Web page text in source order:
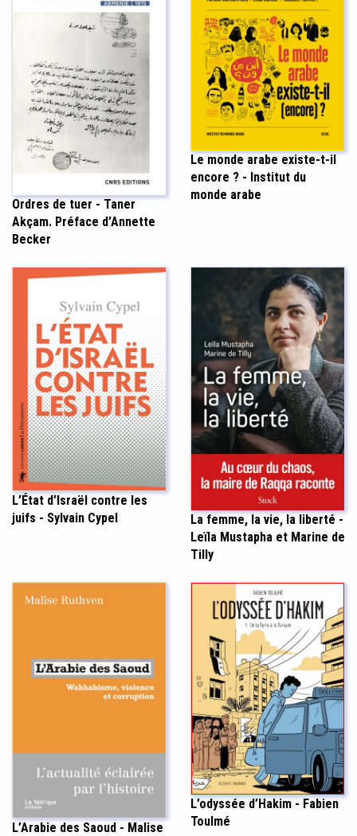
Ordres de tuer - Taner
Akçam. Préface d’Annette
Becker
Le monde arabe existe-t-il
encore ? - Institut du
monde arabe
L’État d’Israël contre les
juifs - Sylvain Cypel
La femme, la vie, la liberté -
Leïla Mustapha et Marine de
Tilly
L’Arabie des Saoud - Malise
L’odyssée d’Hakim - Fabien
Toulmé